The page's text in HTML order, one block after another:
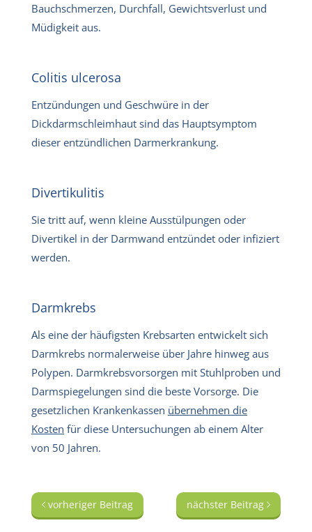
Bauchschmerzen, Durchfall, Gewichtsverlust und
Müdigkeit aus.
Colitis ulcerosa
Entzündungen und Geschwüre in der
Dickdarmschleimhaut sind das Hauptsymptom
dieser entzündlichen Darmerkrankung.
Divertikulitis
Sie tritt auf, wenn kleine Ausstülpungen oder
Divertikel in der Darmwand entzündet oder infiziert
werden.
Darmkrebs
Als eine der häufigsten Krebsarten entwickelt sich
Darmkrebs normalerweise über Jahre hinweg aus
Polypen. Darmkrebsvorsorgen mit Stuhlproben und
Darmspiegelungen sind die beste Vorsorge. Die
gesetzlichen Krankenkassen übernehmen die
Kosten für diese Untersuchungen ab einem Alter
von 50 Jahren.
vorheriger Beitrag nächster Beitrag